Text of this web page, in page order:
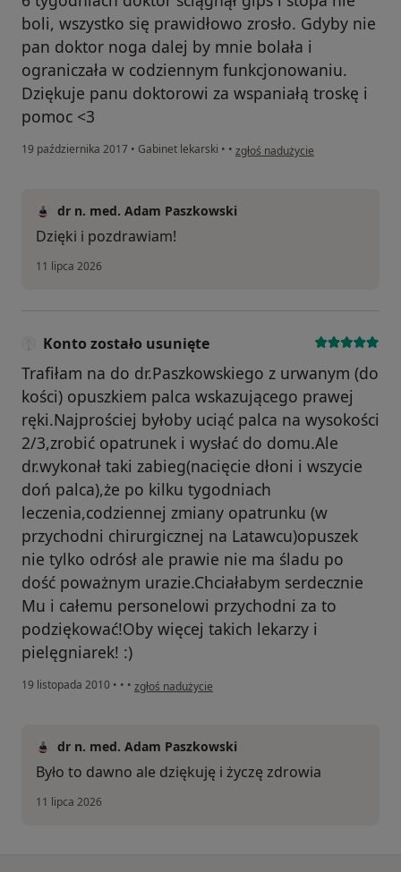
boli, wszystko się prawidłowo zrosło. Gdyby nie
pan doktor noga dalej by mnie bolała i
ograniczała w codziennym funkcjonowaniu.
Dziękuje panu doktorowi za wspaniałą troskę i
pomoc <3
19 października 2017 • Gabinet lekarski • • w opinii użytkownika Jola L.
zgłoś nadużycie
dr n. med. Adam Paszkowski
Dzięki i pozdrawiam!
11 lipca 2026
Konto zostało usunięte
Trafiłam na do dr.Paszkowskiego z urwanym (do
kości) opuszkiem palca wskazującego prawej
ręki.Najprościej byłoby uciąć palca na wysokości
2/3,zrobić opatrunek i wysłać do domu.Ale
dr.wykonał taki zabieg(nacięcie dłoni i wszycie
doń palca),że po kilku tygodniach
leczenia,codziennej zmiany opatrunku (w
przychodni chirurgicznej na Latawcu)opuszek
nie tylko odrósł ale prawie nie ma śladu po
dość poważnym urazie.Chciałabym serdecznie
Mu i całemu personelowi przychodni za to
podziękować!Oby więcej takich lekarzy i
pielęgniarek! :)
19 listopada 2010 • • • w opinii użytkownika Konto zostało usunięte
zgłoś nadużycie
dr n. med. Adam Paszkowski
Było to dawno ale dziękuję i życzę zdrowia
11 lipca 2026